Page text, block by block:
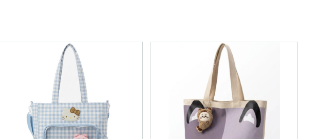
Сумки деловые
Сумки поясные
Сумки пляжные
Сумки для ноутбуков
Сумки-тележки хозяйственные